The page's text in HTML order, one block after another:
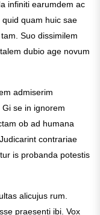
infiniti earumdem ac
quam huic sae
Suo dissimilem
dubio age novum
admiserim
se in ignorem
ob ad humana
contrariae
is probanda potestis
alicujus rum.
praesenti ibi. Vox